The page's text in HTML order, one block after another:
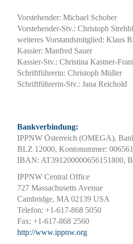
Vorstehender: Michael Schober
Vorstehender-Stv.: Christoph
weiteres Vorstandsmitglied: Klaus
Kassier: Manfred Sauer
Kassier-Stv.: Christina Kastner-
Schriftführerin: Christoph Müller
Schriftführerin-Stv.: Jana Reichold
Bankverbindung:
IPPNW Österreich (OMEGA),
BLZ 12000, Kontonummer:
IBAN: AT391200000656151800,
IPPNW Central Office
727 Massachusetts Avenue
Cambridge, MA 02139 USA
Telefon: +1-617-868 5050
Fax: +1-617-868 2560
http://www.ippnw.org